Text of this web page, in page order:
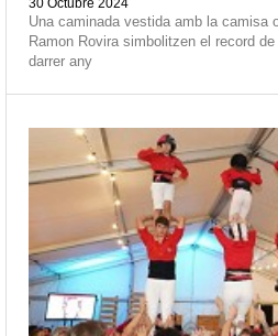
30 Octubre 2024
Una caminada vestida amb la camisa
Ramon Rovira simbolitzen el record
darrer any